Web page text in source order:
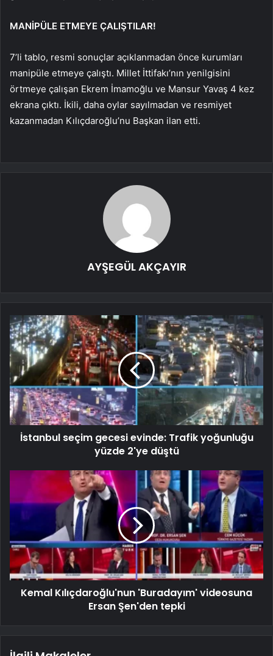
MANİPÜLE ETMEYE ÇALIŞTILAR!
7’li tablo, resmi sonuçlar açıklanmadan önce kurumları
manipüle etmeye çalıştı. Millet İttifakı’nın yenilgisini
örtmeye çalışan Ekrem İmamoğlu ve Mansur Yavaş 4 kez
ekrana çıktı. İkili, daha oylar sayılmadan ve resmiyet
kazanmadan Kılıçdaroğlu’nu Başkan ilan etti.
AYŞEGÜL AKÇAYIR
İstanbul seçim gecesi evinde: Trafik yoğunluğu
yüzde 2'ye düştü
Kemal Kılıçdaroğlu'nun 'Buradayım' videosuna
Ersan Şen'den tepki